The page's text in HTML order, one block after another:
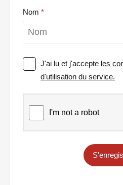
Nom
J'ai lu et j'accepte les
d'utilisation du service.